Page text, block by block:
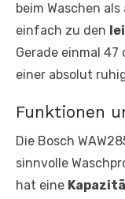
beim Waschen
einfach zu den
Gerade einmal
einer absolut
Funktionen
Die Bosch
sinnvolle
hat eine